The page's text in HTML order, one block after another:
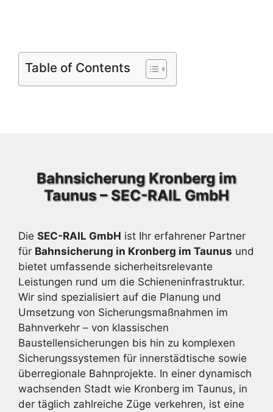
Table of Contents
Bahnsicherung Kronberg im
Taunus – SEC-RAIL GmbH
Die SEC-RAIL GmbH ist Ihr erfahrener Partner
für Bahnsicherung in Kronberg im Taunus und
bietet umfassende sicherheitsrelevante
Leistungen rund um die Schieneninfrastruktur.
Wir sind spezialisiert auf die Planung und
Umsetzung von Sicherungsmaßnahmen im
Bahnverkehr – von klassischen
Baustellensicherungen bis hin zu komplexen
Sicherungssystemen für innerstädtische sowie
überregionale Bahnprojekte. In einer dynamisch
wachsenden Stadt wie Kronberg im Taunus, in
der täglich zahlreiche Züge verkehren, ist eine